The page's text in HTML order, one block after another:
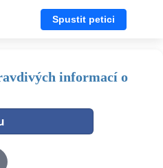
Spustit petici
informací o